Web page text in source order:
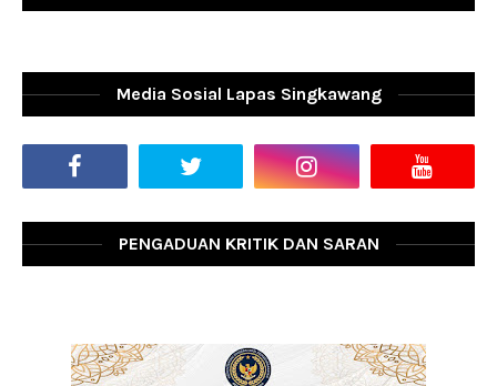
Media Sosial Lapas Singkawang
PENGADUAN KRITIK DAN SARAN